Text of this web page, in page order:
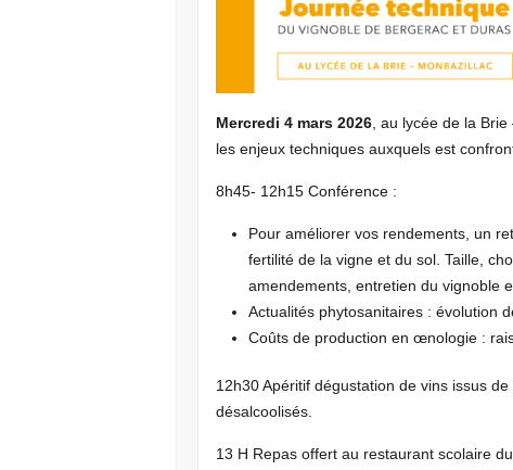
Mercredi 4 mars 2026 , au lycée de la
les enjeux techniques auxquels est
8h45- 12h15 Conférence :
Pour améliorer vos rendements, un
fertilité de la vigne et du sol. Taille,
amendements, entretien du vignoble
Actualités phytosanitaires : évolution
Coûts de production en œnologie :
12h30 Apéritif dégustation de vins issus
désalcoolisés.
13 H Repas offert au restaurant scolaire du